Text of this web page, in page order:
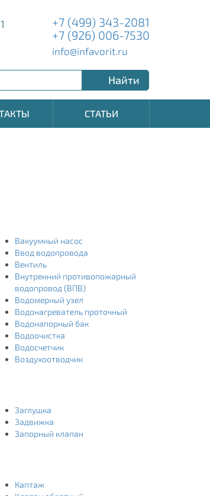
+7 (499) 343-2081
+7 (926) 006-7530
info@infavorit.ru
Найти
СТАТЬИ
Вакуумный насос
Ввод водопровода
Вентиль
Внутренний противопожарный
водопровод (ВПВ)
Водомерный узел
Водонагреватель проточный
Водонапорный бак
Водоочистка
Водосчетчик
Воздухоотводчик
Заглушка
Задвижка
Запорный клапан
Каптаж